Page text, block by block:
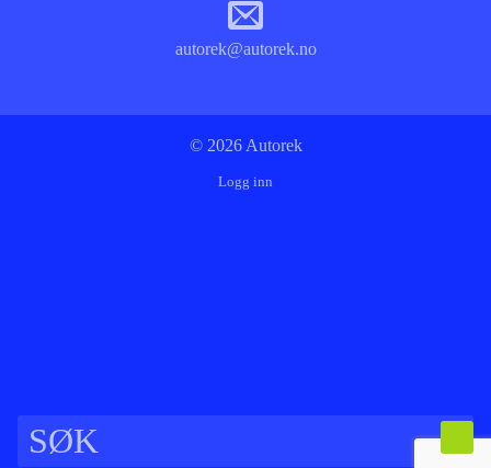
autorek@autorek.no
© 2026 Autorek
Logg inn